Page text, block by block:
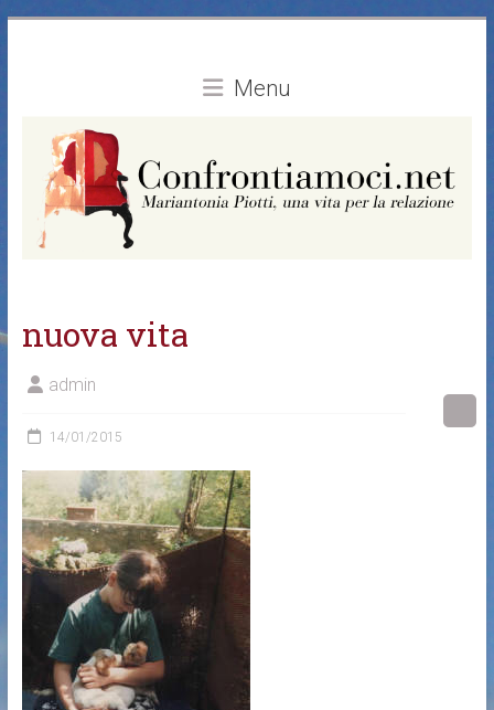
Menu
nuova vita
admin
14/01/2015